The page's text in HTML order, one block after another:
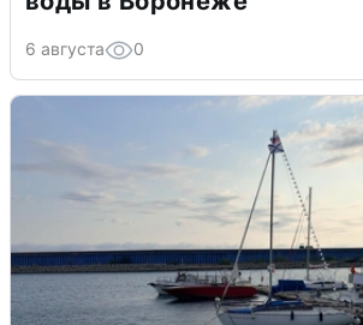
6 августа 0